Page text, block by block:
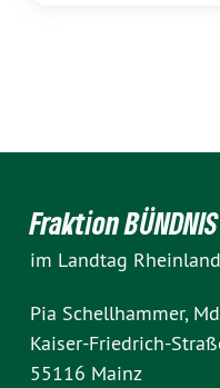
Fraktion
im Landtag
Pia Schellhammer,
Kaiser-Friedrich-
55116 Mainz